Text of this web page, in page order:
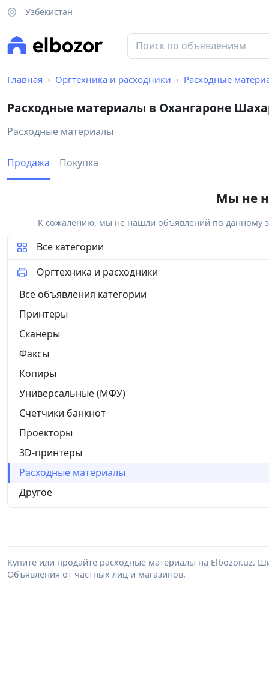
Узбекистан
Главная Оргтехника и расходники Расходные
Расходные материалы в Охангароне
Расходные материалы
Продажа Покупка
Мы не
К сожалению, мы не нашли объявлений по данному
Все категории
Оргтехника и расходники
Все объявления категории
Принтеры
Сканеры
Факсы
Копиры
Универсальные (МФУ)
Счетчики банкнот
Проекторы
3D-принтеры
Расходные материалы
Другое
Купите или продайте расходные материалы на Elbozor.uz.
Объявления от частных лиц и магазинов.